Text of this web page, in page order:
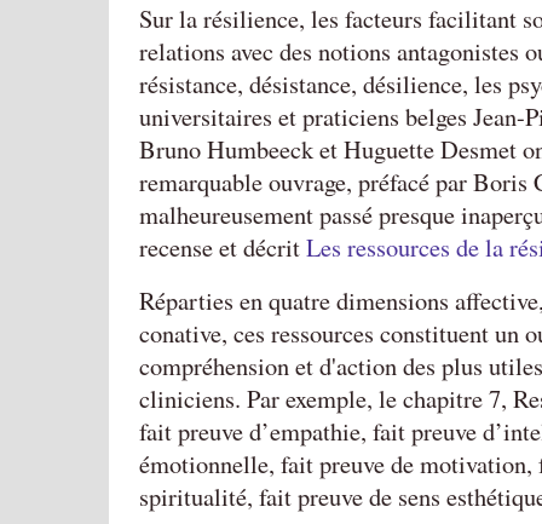
Sur la résilience, les facteurs facilitant
relations avec des notions antagonistes
résistance, désistance, désilience, les
universitaires et praticiens belges Jean-
Bruno Humbeeck et Huguette Desmet
remarquable ouvrage, préfacé par
malheureusement passé presque
recense et décritLes ressources de la
Réparties en quatre dimensions
conative, ces ressources constituent un
compréhension et d'action des plus
cliniciens. Par exemple, le chapitre 7,
fait preuve d’empathie, fait preuve
émotionnelle, fait preuve de motivation,
spiritualité, fait preuve de sens